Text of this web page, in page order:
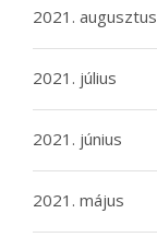
2021. augusztus
2021. július
2021. június
2021. május